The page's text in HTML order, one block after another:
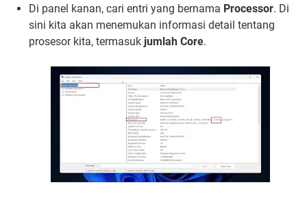
Di panel kanan, cari entri yang bernama Processor. Di
sini kita akan menemukan informasi detail tentang
prosesor kita, termasuk jumlah Core.